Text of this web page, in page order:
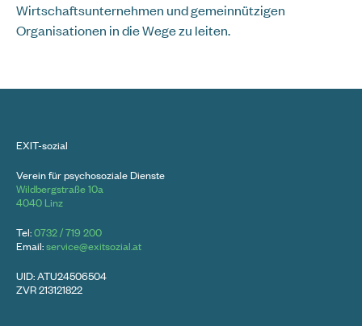
Wirtschaftsunternehmen und gemeinnützigen
Organisationen in die Wege zu leiten.
EXIT-sozial
Verein für psychosoziale Dienste
Wildbergstraße 10a
4040 Linz
Tel:0732 / 719 200
Email:service@exitsozial.at
UID: ATU24506504
ZVR 213121822